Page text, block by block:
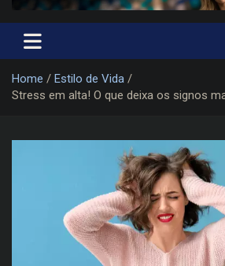
Home
Estilo de Vida
Stress em alta! O que deixa os signos